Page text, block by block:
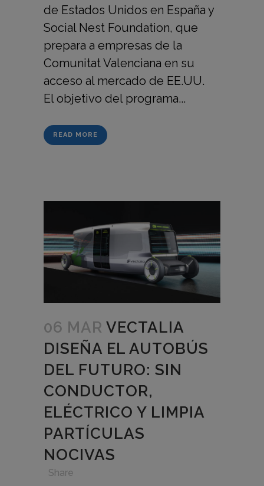
de Estados Unidos en España y
Social Nest Foundation, que
prepara a empresas de la
Comunitat Valenciana en su
acceso al mercado de EE.UU.
El objetivo del programa...
READ MORE
06 MAR VECTALIA
DISEÑA EL AUTOBÚS
DEL FUTURO: SIN
CONDUCTOR,
ELÉCTRICO Y LIMPIA
PARTÍCULAS
NOCIVAS
Share